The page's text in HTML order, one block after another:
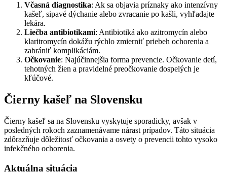
Včasná diagnostika: Ak sa objavia príznaky ako intenzívny
kašeľ, sipavé dýchanie alebo zvracanie po kašli, vyhľadajte
lekára.
Liečba antibiotikami: Antibiotiká ako azitromycín alebo
klaritromycín dokážu rýchlo zmierniť priebeh ochorenia a
zabrániť komplikáciám.
Očkovanie: Najúčinnejšia forma prevencie. Očkovanie detí,
tehotných žien a pravidelné preočkovanie dospelých je
kľúčové.
Čierny kašeľ na Slovensku
Čierny kašeľ sa na Slovensku vyskytuje sporadicky, avšak v
posledných rokoch zaznamenávame nárast prípadov. Táto situácia
zdôrazňuje dôležitosť očkovania a osvety o prevencii tohto vysoko
infekčného ochorenia.
Aktuálna situácia